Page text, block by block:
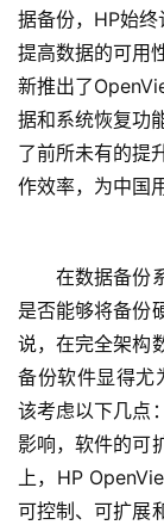
据备份，HP始
提高数据的可用
新推出了
据和系统恢复功
了前所未有的提
作效率，为中国
在数据备份系
是否能够将备份
说，在完全架构
备份软件显得尤
该考虑以下几点
影响，软件的可
上，HP
可控制、可扩展